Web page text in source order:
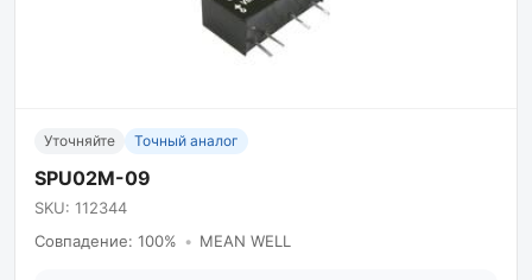
Уточняйте Точный аналог
SPU02M-09
SKU: 112344
Совпадение: 100% • MEAN WELL